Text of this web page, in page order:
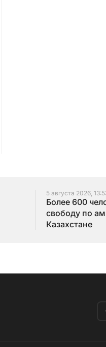
5 августа 2026,
Более 600
свободу по
Казахстане